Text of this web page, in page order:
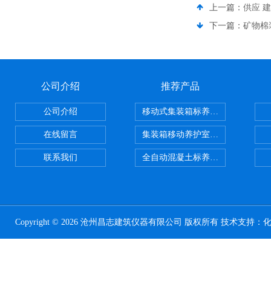
上一篇： 供应
下一篇： 矿物棉
公司介绍
公司介绍
在线留言
联系我们
推荐产品
移动式集装箱标养室 养护室设备
集装箱移动养护室 标养室
全自动混凝土标养室恒温恒湿设备
Copyright © 2026 沧州昌志建筑仪器有限公司 版权所有 技术支持：